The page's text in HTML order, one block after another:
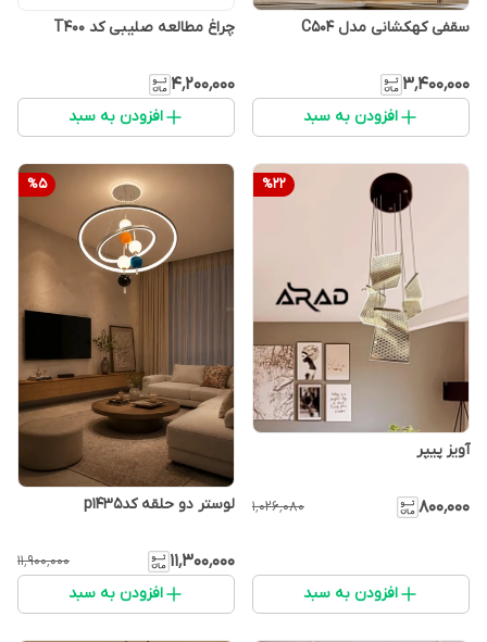
سقفی کهکشانی مدل C504
۳٬۴۰۰٬۰۰۰
افزودن به سبد
چراغ مطالعه صلیبی کد T400
۴٬۲۰۰٬۰۰۰
افزودن به سبد
%22
آویز پیپر
۸۰۰٬۰۰۰ ۱٬۰۲۶٬۰۸۰
افزودن به سبد
%5
لوستر دو حلقه کدp1435
۱۱٬۳۰۰٬۰۰۰ ۱۱٬۹۰۰٬۰۰۰
افزودن به سبد